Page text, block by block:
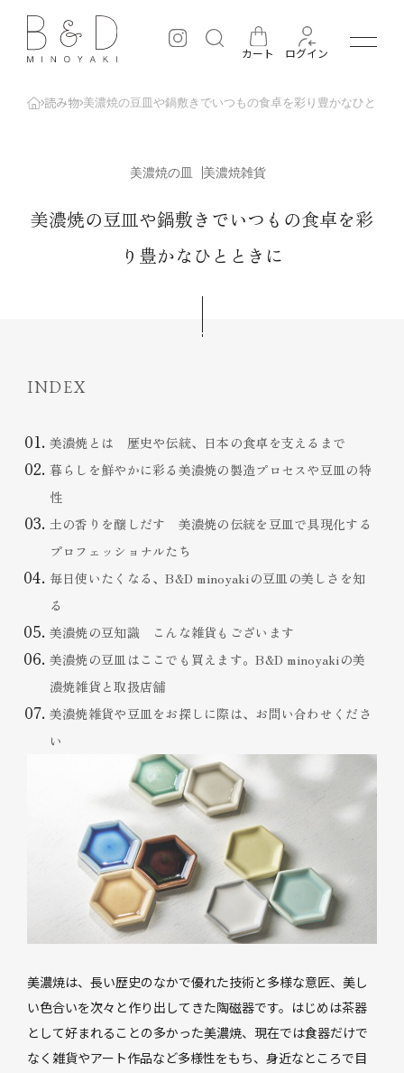
カート ログイン
B&D minoyakiとは
Minoyaki Fans
オンラインショップ
読み物
はじめての方へ
法人の方へ
読み物美濃焼の豆皿や鍋敷きでいつもの食卓を彩り豊かなひととき
美濃焼の皿 美濃焼雑貨
美濃焼の豆皿や鍋敷きでいつもの食卓を彩
り豊かなひとときに
INDEX
美濃焼とは 歴史や伝統、日本の食卓を支えるまで
暮らしを鮮やかに彩る美濃焼の製造プロセスや豆皿の特
性
土の香りを醸しだす 美濃焼の伝統を豆皿で具現化する
プロフェッショナルたち
毎日使いたくなる、B&D minoyakiの豆皿の美しさを知
る
美濃焼の豆知識 こんな雑貨もございます
美濃焼の豆皿はここでも買えます。B&D minoyakiの美
濃焼雑貨と取扱店舗
美濃焼雑貨や豆皿をお探しに際は、お問い合わせくださ
い
美濃焼は、長い歴史のなかで優れた技術と多様な意匠、美し
い色合いを次々と作り出してきた陶磁器です。はじめは茶器
として好まれることの多かった美濃焼、現在では食器だけで
なく雑貨やアート作品など多様性をもち、身近なところで目